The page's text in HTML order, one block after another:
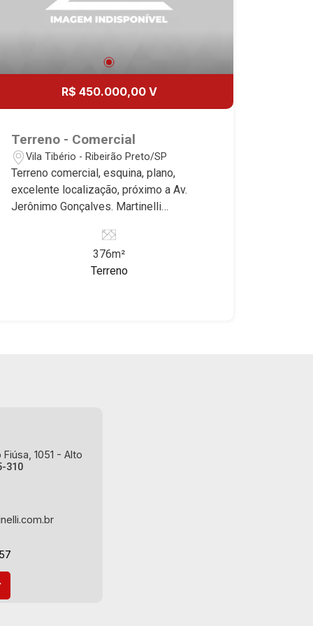
incomparável. Atuamos nos bairros de
Olhos D`Água, Vila do Golfe, City
do Sul, Jardim Nova Aliança, Boulevard,
Alto do Ipê, Jardim Irajá, Royal Park,
Jardim Califórnia, Quinta da Primavera,
Bonfim Paulista, Vila Seixas, Jardim
Paulista, Jardim Paulistano, Lagoinha,
Ribeirânia, Nova Ribeirânia, Jardim
Macedo, Jardim São Luiz, Centro,
Jardim Flórida, Jardim Centenário,
Recreio das Acácias, Jardim Ana Maria,
San Marco, Vila Romana, Bosque dos
R$ 450.000,00 V
Terreno - Comercial
Vila Tibério - Ribeirão Preto/SP
Terreno comercial, esquina, plano,
excelente localização, próximo a Av.
Jerônimo Gonçalves. Martinelli
imobiliário desde 2000. Especialistas
em Venda e Locação! Avenida João
Fiúsa, 1051 - Alto da Boa Vista |
376m²
Terreno
1051 - Alto
310